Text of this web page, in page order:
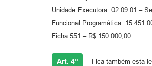
Unidade Executora: 02.09.01 –
Funcional Programática:
Ficha 551 – R$ 150.000,00
Art. 4º Fica também esta